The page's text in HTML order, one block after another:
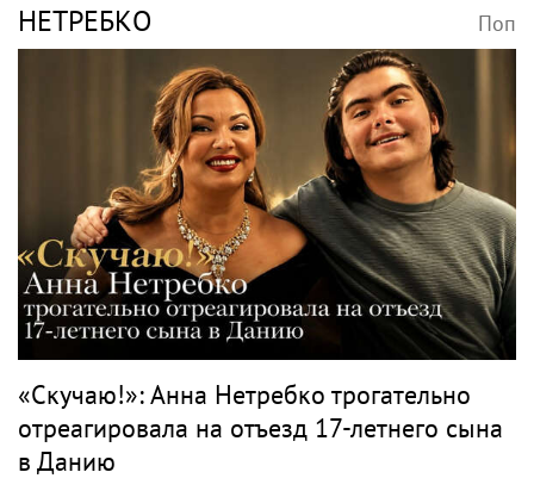
НЕТРЕБКО Поп
«Скучаю!»: Анна Нетребко трогательно
отреагировала на отъезд 17-летнего сына
в Данию